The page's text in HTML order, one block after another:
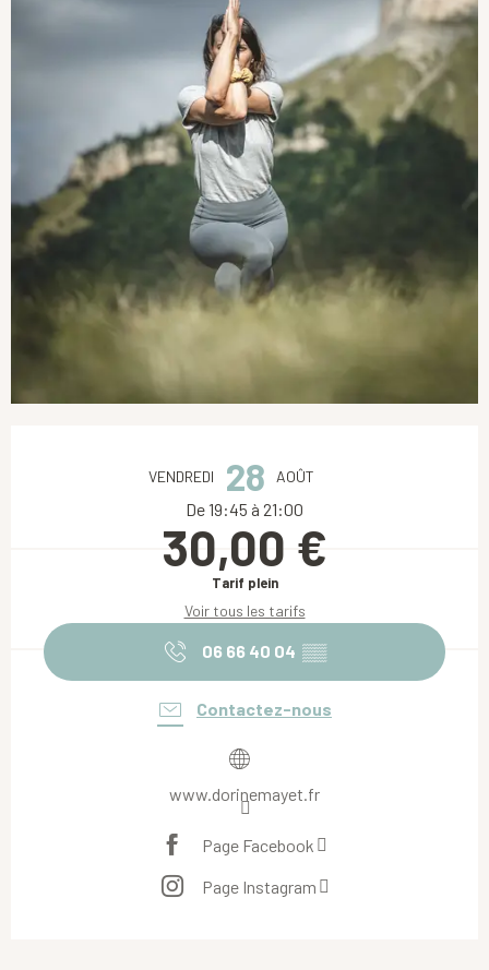
VENDREDI 28 AOÛT
De 19:45 à 21:00
30,00 €
Tarif plein
Voir tous les tarifs
06 66 40 04 ▒▒
Contactez-nous
www.dorinemayet.fr
Page Facebook
Page Instagram